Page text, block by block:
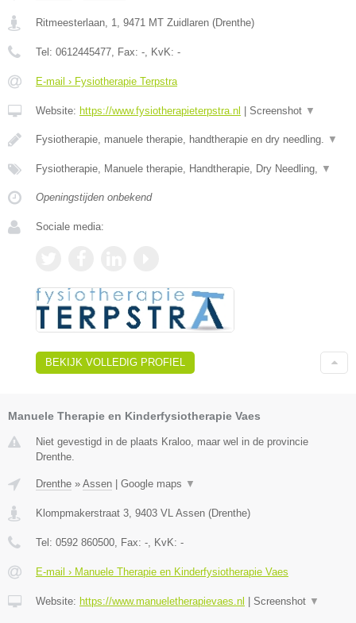
Ritmeesterlaan, 1 9471 MT Zuidlaren (Drenthe)
Tel: 0612445477 , Fax: - , KvK: -
E-mail › Fysiotherapie Terpstra
Website: https://www.fysiotherapieterpstra.nl Screenshot ▼
Fysiotherapie, manuele therapie, handtherapie en dry needling. ▼
Fysiotherapie, Manuele therapie, Handtherapie, Dry Needling, ▼
Openingstijden onbekend
Sociale media:
BEKIJK VOLLEDIG PROFIEL
Manuele Therapie en Kinderfysiotherapie Vaes
Niet gevestigd in de plaats Kraloo, maar wel in de provincie
Drenthe.
Drenthe » Assen Google maps ▼
Klompmakerstraat 3, 9403 VL Assen (Drenthe)
Tel: 0592 860500, Fax: -, KvK: -
E-mail › Manuele Therapie en Kinderfysiotherapie Vaes
Website: https://www.manueletherapievaes.nl Screenshot ▼